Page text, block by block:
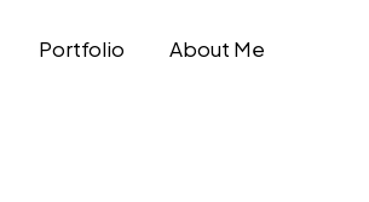
Portfolio About Me